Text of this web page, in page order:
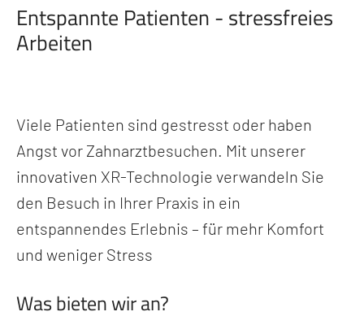
Entspannte Patienten - stressfreies
Arbeiten
Viele Patienten sind gestresst oder haben
Angst vor Zahnarztbesuchen. Mit unserer
innovativen XR-Technologie verwandeln Sie
den Besuch in Ihrer Praxis in ein
entspannendes Erlebnis – für mehr Komfort
und weniger Stress
Was bieten wir an?